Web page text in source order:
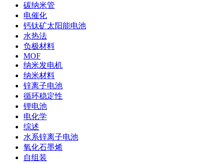
碳纳米管
电催化
钙钛矿太阳能电池
水热法
负极材料
MOF
纳米发电机
纳米材料
锌离子电池
循环稳定性
锂电池
电化学
综述
水系锌离子电池
氧化石墨烯
自组装